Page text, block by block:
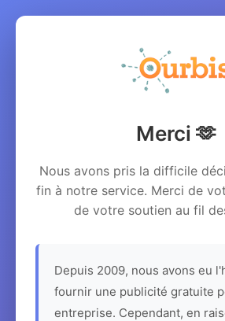
Merci 🫶
Nous avons pris la difficile
fin à notre service. Merci de
de votre soutien au fil
Depuis 2009, nous avons eu
fournir une publicité gratuite
entreprise. Cependant, en